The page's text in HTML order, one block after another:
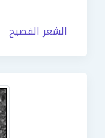
الشعر الفصيح